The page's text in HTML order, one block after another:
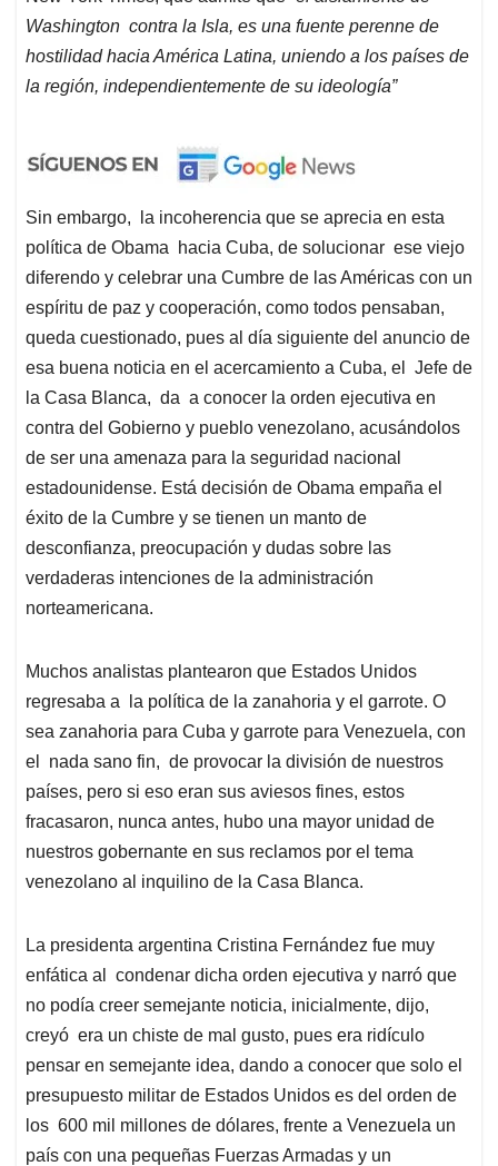
Washington contra la Isla, es una fuente perenne de
hostilidad hacia América Latina, uniendo a los países de
la región, independientemente de su ideología”
Sin embargo, la incoherencia que se aprecia en esta
política de Obama hacia Cuba, de solucionar ese viejo
diferendo y celebrar una Cumbre de las Américas con un
espíritu de paz y cooperación, como todos pensaban,
queda cuestionado, pues al día siguiente del anuncio de
esa buena noticia en el acercamiento a Cuba, el Jefe de
la Casa Blanca, da a conocer la orden ejecutiva en
contra del Gobierno y pueblo venezolano, acusándolos
de ser una amenaza para la seguridad nacional
estadounidense. Está decisión de Obama empaña el
éxito de la Cumbre y se tienen un manto de
desconfianza, preocupación y dudas sobre las
verdaderas intenciones de la administración
norteamericana.
Muchos analistas plantearon que Estados Unidos
regresaba a la política de la zanahoria y el garrote. O
sea zanahoria para Cuba y garrote para Venezuela, con
el nada sano fin, de provocar la división de nuestros
países, pero si eso eran sus aviesos fines, estos
fracasaron, nunca antes, hubo una mayor unidad de
nuestros gobernante en sus reclamos por el tema
venezolano al inquilino de la Casa Blanca.
La presidenta argentina Cristina Fernández fue muy
enfática al condenar dicha orden ejecutiva y narró que
no podía creer semejante noticia, inicialmente, dijo,
creyó era un chiste de mal gusto, pues era ridículo
pensar en semejante idea, dando a conocer que solo el
presupuesto militar de Estados Unidos es del orden de
los 600 mil millones de dólares, frente a Venezuela un
país con una pequeñas Fuerzas Armadas y un